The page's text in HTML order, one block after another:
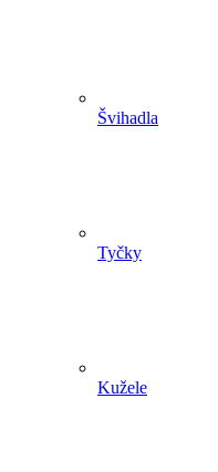
Švihadla
Tyčky
Kužele